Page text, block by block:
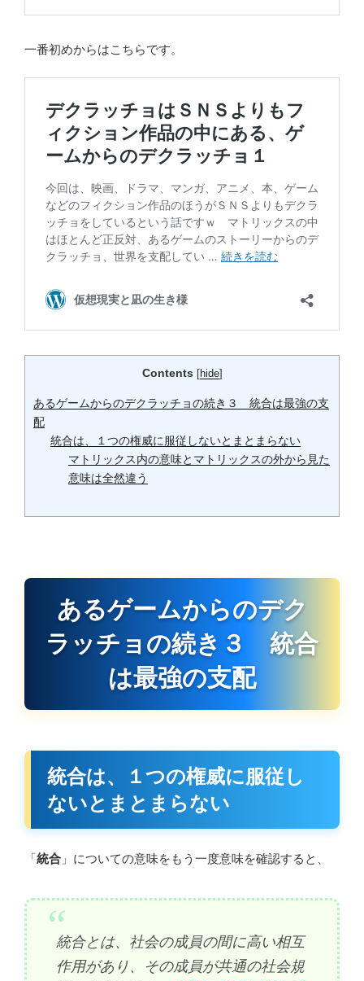
一番初めからはこちらです。
Contents [hide]
あるゲームからのデクラッチョの続き３ 統合は最強の支
配
統合は、１つの権威に服従しないとまとまらない
マトリックス内の意味とマトリックスの外から見た
意味は全然違う
あるゲームからのデク
ラッチョの続き３ 統合
は最強の支配
統合は、１つの権威に服従し
ないとまとまらない
「統合 」についての意味をもう一度意味を確認すると、
統合とは、社会の成員の間に高い相互
作用があり、その成員が共通の社会規